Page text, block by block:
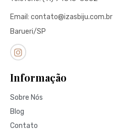
Email: contato@izasbiju.com.br
Barueri/SP
Informação
Sobre Nós
Blog
Contato